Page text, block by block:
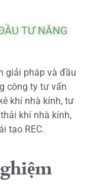
TƯ NĂNG
giải pháp và đầu
công ty tư vấn
khí nhà kính, tư
khí nhà kính,
tạo REC.